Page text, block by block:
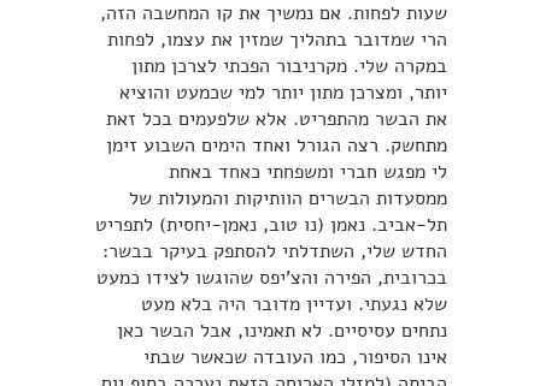
שעות לפחות. אם נמשיך את קו המחשבה הזה,
הרי שמדובר בתהליך שמזין את עצמו, לפחות
במקרה שלי. מקרניבור הפכתי לצרכן מתון
יותר, ומצרכן מתון יותר למי שכמעט והוציא
את הבשר מהתפריט. אלא שלפעמים בכל זאת
מתחשק. רצה הגורל ואחד הימים השבוע זימן
לי מפגש חברי ומשפחתי כאחד באחת
ממסעדות הבשרים הוותיקות והמעולות של
תל-אביב. נאמן (נו טוב, נאמן-יחסית) לתפריט
החדש שלי, השתדלתי להסתפק בעיקר בבשר:
בכרובית, הפירה והצ’יפס שהוגשו לצידו כמעט
שלא נגעתי. ועדיין מדובר היה בלא מעט
נתחים עסיסיים. לא תאמינו, אבל הבשר כאן
אינו הסיפור, כמו העובדה שכאשר שבתי